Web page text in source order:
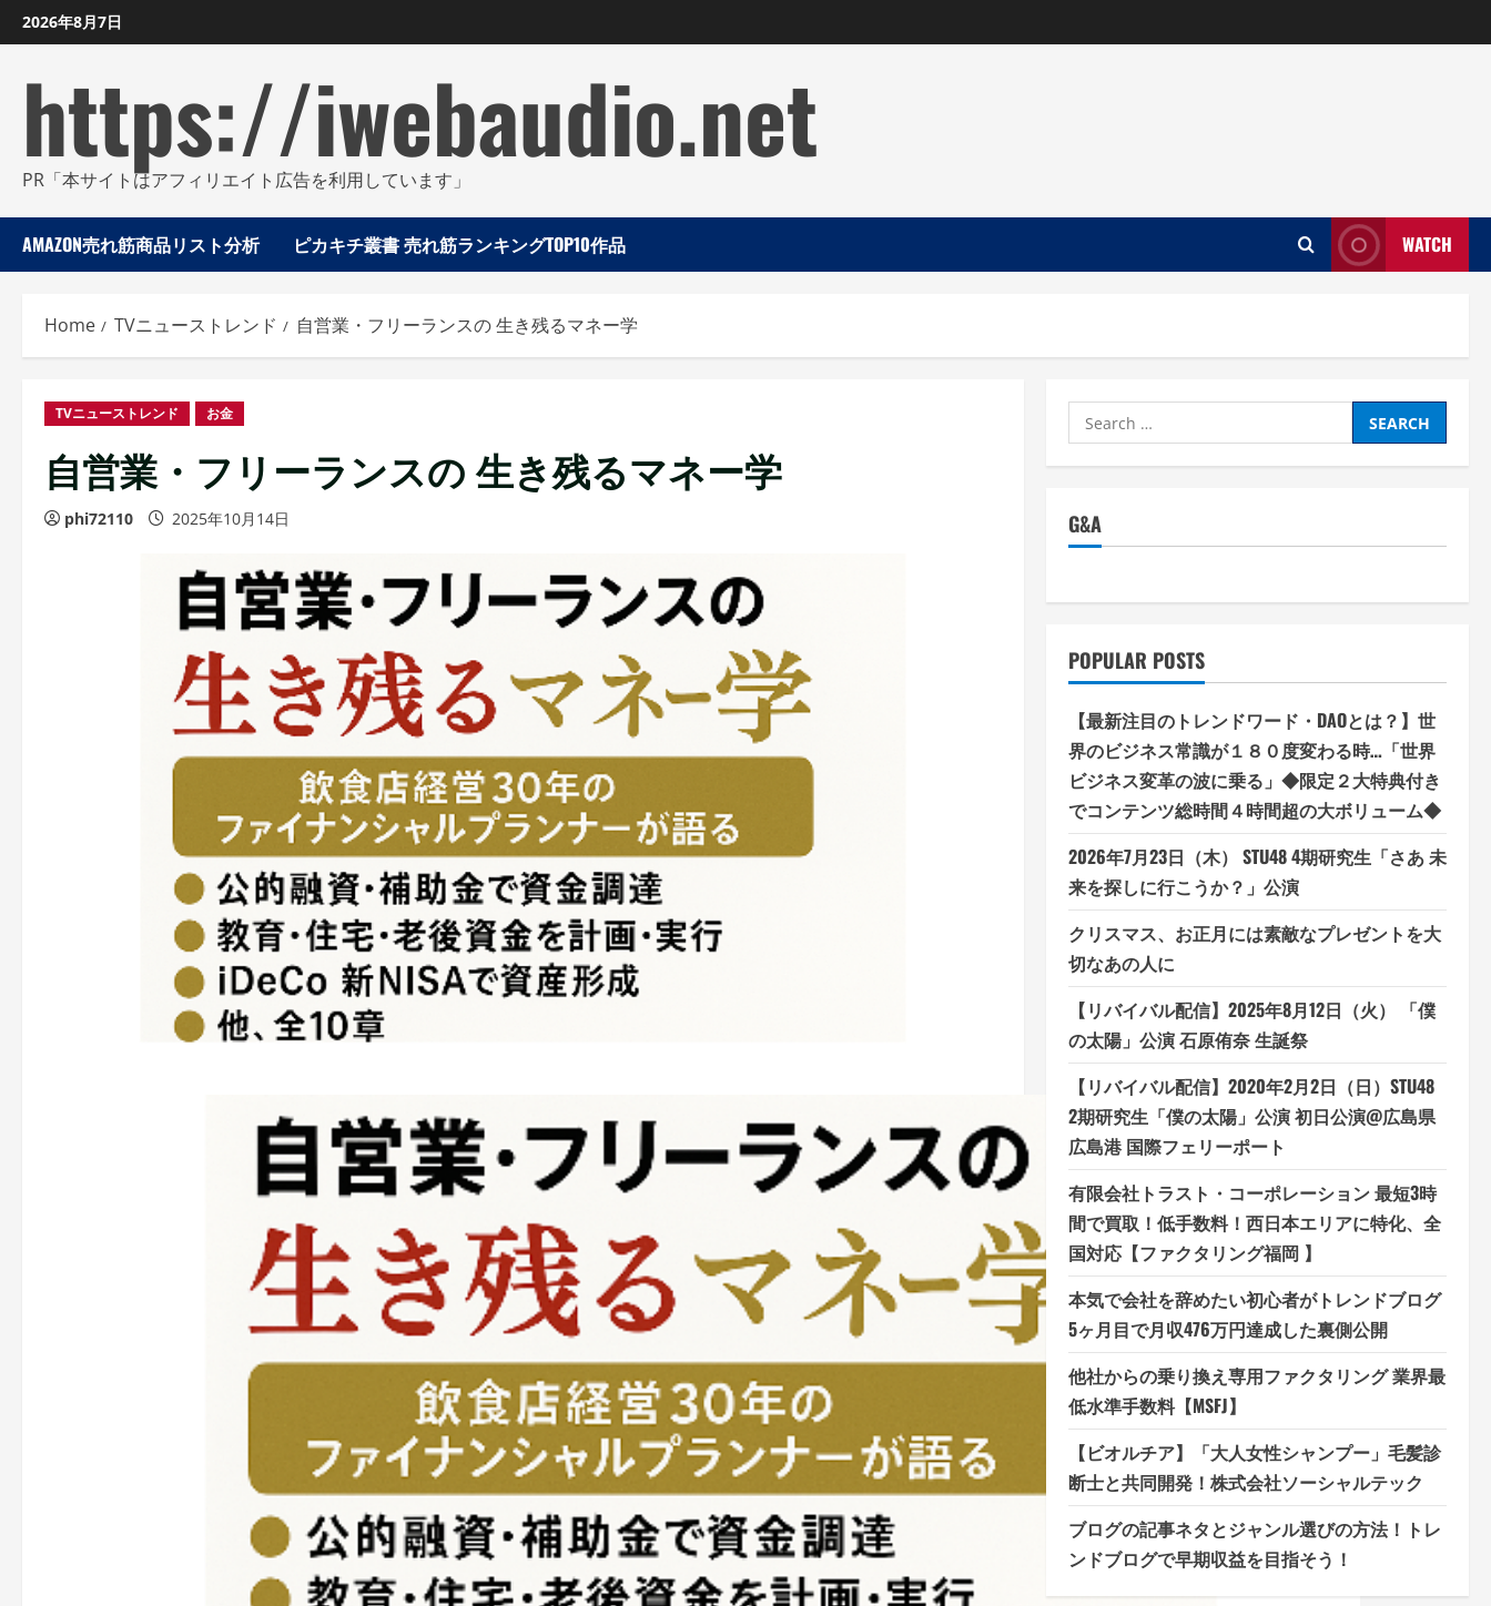
Skip
to
2026年8月7日
https://iwebaudio.net
PR「本サイトはアフィリエイト広告を利用しています」
AMAZON売れ筋商品リスト分析 ピカキチ叢書 売れ筋ランキングTOP10作品 WATCH
Home TVニューストレンド 自営業・フリーランスの 生き残るマネー学
TVニューストレンド お金
自営業・フリーランスの 生き残るマネー学
phi72110 2025年10月14日
Search
for:
G&A
POPULAR POSTS
【最新注目のトレンドワード・DAOとは？】世
界のビジネス常識が１８０度変わる時…「世界
ビジネス変革の波に乗る」◆限定２大特典付き
でコンテンツ総時間４時間超の大ボリューム◆
2026年7月23日（木） STU48 4期研究生「さあ 未
来を探しに行こうか？」公演
クリスマス、お正月には素敵なプレゼントを大
切なあの人に
【リバイバル配信】2025年8月12日（火） 「僕
の太陽」公演 石原侑奈 生誕祭
【リバイバル配信】2020年2月2日（日）STU48
2期研究生「僕の太陽」公演 初日公演@広島県
広島港 国際フェリーポート
有限会社トラスト・コーポレーション 最短3時
間で買取！低手数料！西日本エリアに特化、全
国対応【ファクタリング福岡 】
本気で会社を辞めたい初心者がトレンドブログ
5ヶ月目で月収476万円達成した裏側公開
他社からの乗り換え専用ファクタリング 業界最
低水準手数料【MSFJ】
【ビオルチア】「大人女性シャンプー」毛髪診
断士と共同開発！株式会社ソーシャルテック
ブログの記事ネタとジャンル選びの方法！トレ
ンドブログで早期収益を目指そう！